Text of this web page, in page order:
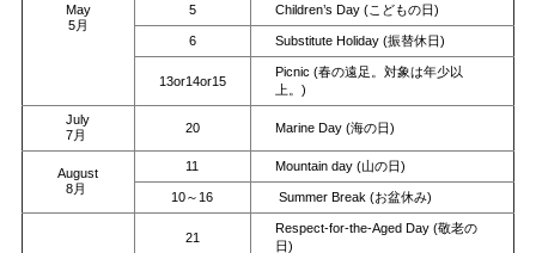
May
5月
5 Children’s Day (こどもの日)
6 Substitute Holiday (振替休日)
13or14or15
Picnic (春の遠足。対象は年少以
上。)
July
7月
20 Marine Day (海の日)
August
8月
11 Mountain day (山の日)
10～16 Summer Break (お盆休み)
21
Respect-for-the-Aged Day (敬老の
日)